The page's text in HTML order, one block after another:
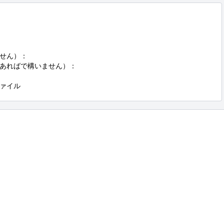
ん）：
ればで構いません）：
イル